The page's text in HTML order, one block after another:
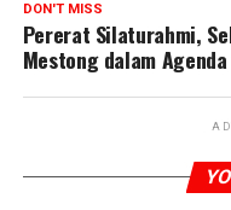
DON'T MISS
Pererat Silaturahmi,
Mestong dalam